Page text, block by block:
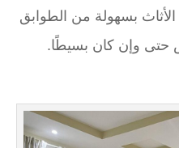
بسهولة من الطوابق
حتى وإن كان بسيطًا.